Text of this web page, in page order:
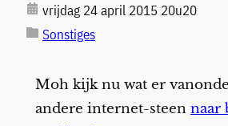
vrijdag 24 april 2015 20u20
Sonstiges
Moh kijk nu wat er
andere internet-steen naar